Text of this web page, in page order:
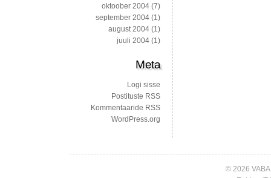
oktoober 2004 (7)
september 2004 (1)
august 2004 (1)
juuli 2004 (1)
Meta
Logi sisse
Postituste RSS
Kommentaaride RSS
WordPress.org
© 2026